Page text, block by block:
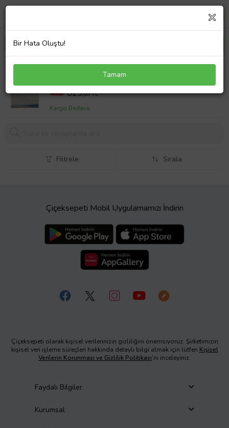
Eliana Home Baskılı, Yıkanabilir Kaymaz Taban
Salon Halısı LNA0521 100x150 cm (Yeşil)
%23 1072,5 TL
825,00 TL
Kargo Bedava
Filtrele Sırala
Çiçeksepeti Mobil Uygulamamızı İndirin
Çiçeksepeti olarak kişisel verilerinizin gizliliğini önemsiyoruz. Şirketimizin
kişisel veri işleme süreçleri hakkında detaylı bilgi almak için lütfen Kişisel
Verilerin Korunması ve Gizlilik Politikası’nı inceleyiniz.
Faydalı Bilgiler
Kurumsal
Bir Hata Oluştu!
Tamam